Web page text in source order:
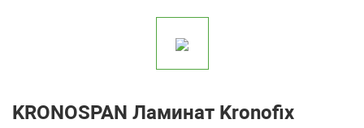
KRONOSPAN Ламинат Kronofix